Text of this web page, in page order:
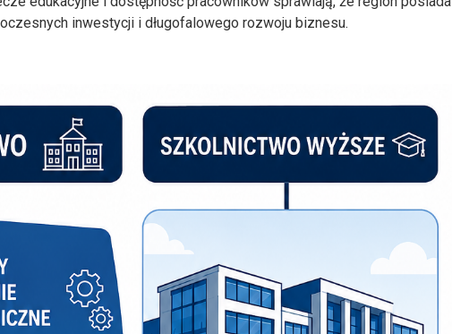
inwestycji i długofalowego rozwoju biznesu.